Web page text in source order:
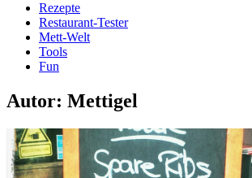
Rezepte
Restaurant-Tester
Mett-Welt
Tools
Fun
Autor: Mettigel